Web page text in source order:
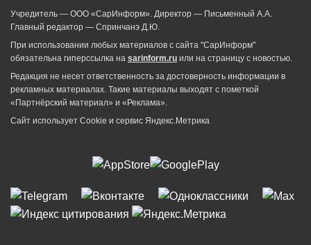
Учредитель — ООО «СарИнформ». Директор — Письменный А.А.
Главный редактор — Спринчанэ Д.Ю.
При использовании любых материалов с сайта "СарИнформ"
обязательна гиперссылка на sarinform.ru или на страницу с новостью.
Редакция не несет ответственность за достоверность информации в
рекламных материалах. Такие материалы выходят с пометкой
«Партнёрский материал» и «Реклама».
Сайт использует Cookie и сервиc Яндекс.Метрика